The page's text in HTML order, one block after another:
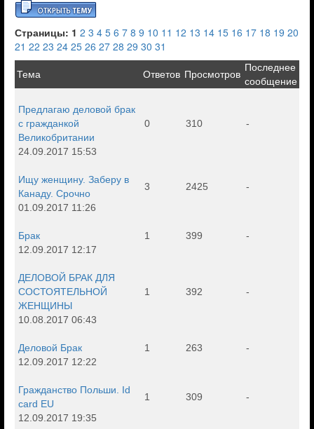
Страницы: 1 2 3 4 5 6 7 8 9 10 11 12 13 14 15 16 17 18 19 20
21 22 23 24 25 26 27 28 29 30 31
Тема Ответов Просмотров
Последнее
сообщение
Предлагаю деловой брак
с гражданкой
Великобритании
24.09.2017 15:53
0 310 -
Ищу женщину. Заберу в
Канаду. Срочно
01.09.2017 11:26
3 2425 -
Брак
12.09.2017 12:17
1 399 -
ДЕЛОВОЙ БРАК ДЛЯ
СОСТОЯТЕЛЬНОЙ
ЖЕНЩИНЫ
10.08.2017 06:43
1 392 -
Деловой Брак
12.09.2017 12:22
1 263 -
Гражданство Польши. Id
card EU
12.09.2017 19:35
1 309 -